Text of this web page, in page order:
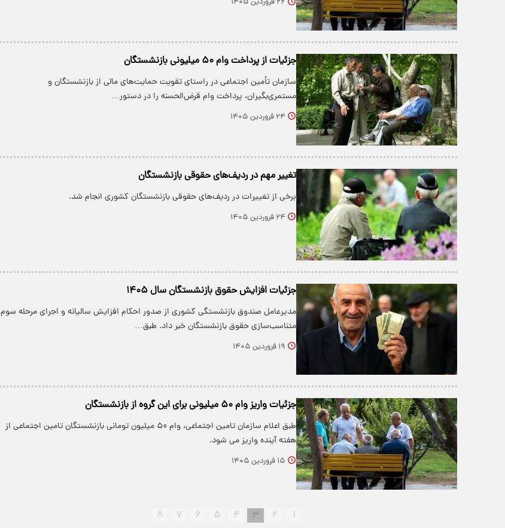
۲۶ فروردین ۱۴۰۵
جزئیات از پرداخت وام ۵۰ میلیونی بازنشستگان
سازمان تأمین اجتماعی در راستای تقویت حمایت‌های مالی از بازنشستگان و
مستمری‌بگیران، پرداخت وام قرض‌الحسنه را در دستور…
۲۴ فروردین ۱۴۰۵
تغییر مهم در ردیف‌های حقوقی بازنشستگان
برخی از تغییرات در ردیف‌های حقوقی بازنشستگان کشوری انجام شد.
۲۴ فروردین ۱۴۰۵
جزئیات افزایش حقوق‌ بازنشستگان سال ۱۴۰۵
مدیرعامل صندوق بازنشستگی کشوری از صدور احکام افزایش سالیانه و اجرای مرحله سوم
متناسب‌سازی حقوق بازنشستگان خبر داد. طبق…
۱۹ فروردین ۱۴۰۵
جزئیات واریز وام ۵۰ میلیونی برای این گروه از بازنشستگان
طبق اعلام سازمان تامین اجتماعی، وام ۵۰ میلیون تومانی بازنشستگان تامین اجتماعی از
هفته آینده واریز می شود.
۱۵ فروردین ۱۴۰۵
۱ ۲ ۳ ۴ ۵ ۶ ۷ ۸